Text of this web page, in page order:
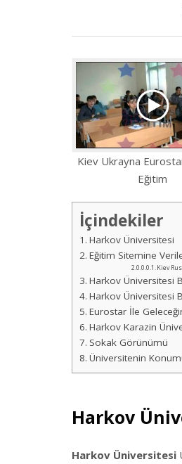
Kiev Ukrayna
Eğitim
İçindekiler
Harkov Üniversitesi
Eğitim Sitemine
Kiev
Harkov Üniversitesi
Harkov Üniversitesi
Eurostar İle
Harkov Karazin
Sokak Görünümü
Üniversitenin
Harkov
Harkov Üniversitesi